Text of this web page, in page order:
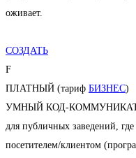
оживает.
СОЗДАТЬ
F
ПЛАТНЫЙ (тариф БИЗНЕС)
УМНЫЙ КОД-КОММУНИКАТОР.
для публичных заведений, где
посетителем/клиентом